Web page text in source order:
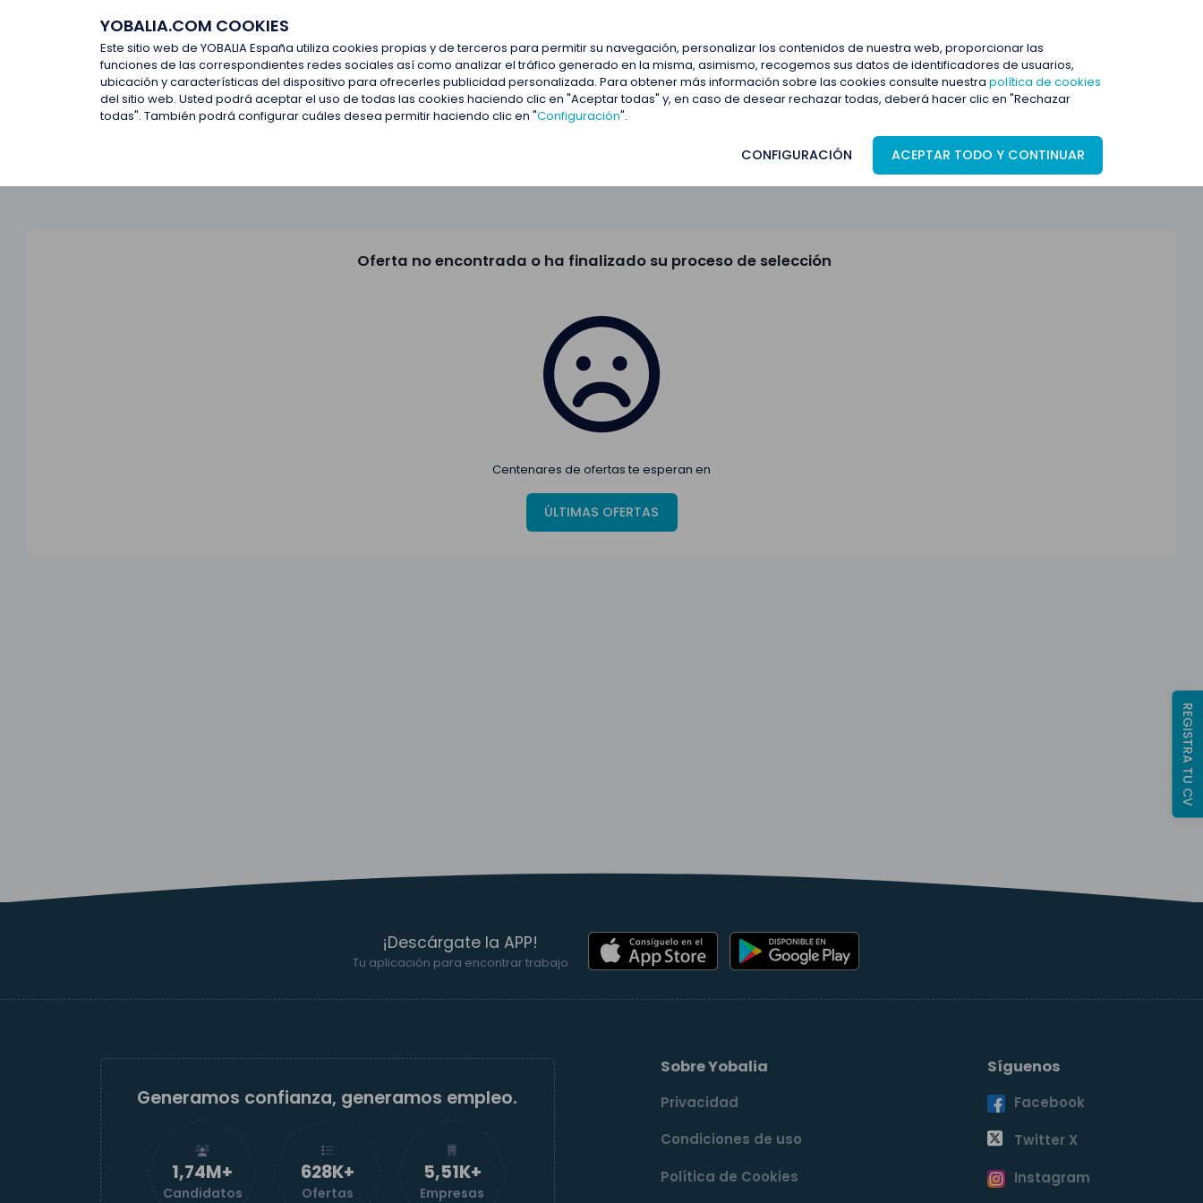
YOBALIA.COM COOKIES
Este sitio web de YOBALIA España utiliza cookies propias y de terceros para permitir su navegación, personalizar los contenidos de nuestra web, proporcionar las
funciones de las correspondientes redes sociales así como analizar el tráfico generado en la misma, asimismo, recogemos sus datos de identificadores de usuarios,
ubicación y características del dispositivo para ofrecerles publicidad personalizada. Para obtener más información sobre las cookies consulte nuestra política de cookies
del sitio web. Usted podrá aceptar el uso de todas las cookies haciendo clic en "Aceptar todas" y, en caso de desear rechazar todas, deberá hacer clic en "Rechazar
todas". También podrá configurar cuáles desea permitir haciendo clic en "Configuración".
CONFIGURACIÓN ACEPTAR TODO Y CONTINUAR
Últimas ofertas
Últimas ofertas
Oferta no encontrada o ha finalizado su proceso de selección
Centenares de ofertas te esperan en
ÚLTIMAS OFERTAS
¡Descárgate la APP!
Tu aplicación para encontrar trabajo
Generamos confianza, generamos empleo.
1,74M+
Candidatos
629K+
Ofertas
5,52K+
Empresas
Sobre Yobalia
Privacidad
Condiciones de uso
Política de Cookies
Síguenos
Facebook
Twitter X
Instagram
REGISTRA TU CV